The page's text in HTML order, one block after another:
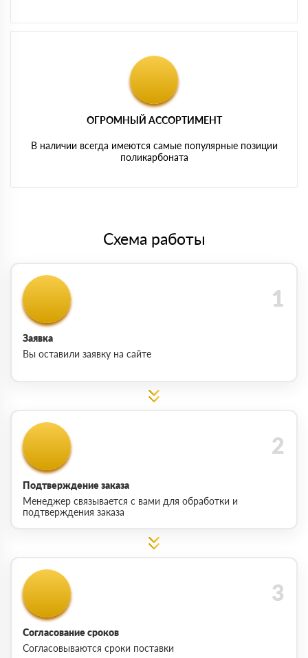
ОГРОМНЫЙ АССОРТИМЕНТ
В наличии всегда имеются самые популярные позиции
поликарбоната
Схема работы
Заявка
Вы оставили заявку на сайте
Подтверждение заказа
Менеджер связывается с вами для обработки и
подтверждения заказа
Согласование сроков
Согласовываются сроки поставки